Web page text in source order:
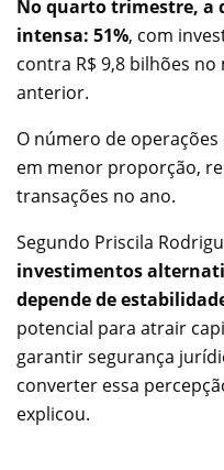
No quarto trimestre, a
intensa: 51%, com
contra R$ 9,8 bilhões
anterior.
O número de
em menor proporção,
transações no ano.
Segundo Priscila
investimentos
depende de
potencial para atrair
garantir segurança
converter essa
explicou.